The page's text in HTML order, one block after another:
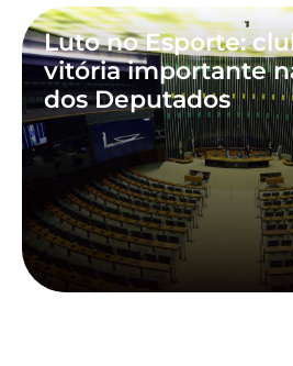
Luto no Esporte:
vitória importante
dos Deputados